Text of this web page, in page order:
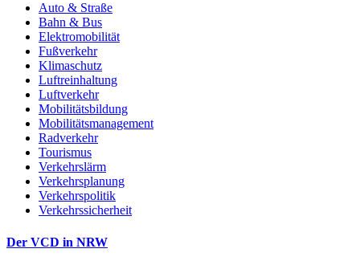
Auto & Straße
Bahn & Bus
Elektromobilität
Fußverkehr
Klimaschutz
Luftreinhaltung
Luftverkehr
Mobilitätsbildung
Mobilitätsmanagement
Radverkehr
Tourismus
Verkehrslärm
Verkehrsplanung
Verkehrspolitik
Verkehrssicherheit
Der VCD in NRW